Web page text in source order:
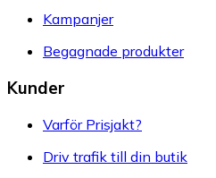
Kampanjer
Begagnade produkter
Kunder
Varför Prisjakt?
Driv trafik till din butik